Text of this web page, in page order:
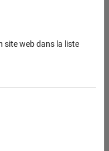
site web dans la liste